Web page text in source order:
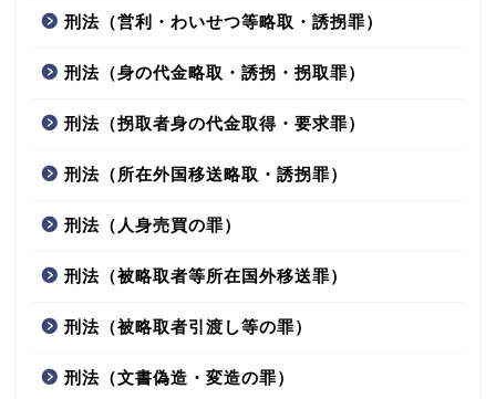
刑法（営利・わいせつ等略取・誘拐罪）
刑法（身の代金略取・誘拐・拐取罪）
刑法（拐取者身の代金取得・要求罪）
刑法（所在外国移送略取・誘拐罪）
刑法（人身売買の罪）
刑法（被略取者等所在国外移送罪）
刑法（被略取者引渡し等の罪）
刑法（文書偽造・変造の罪）